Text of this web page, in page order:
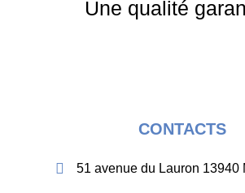
Une qualité
CONTACTS
51 avenue du Lauron 13940